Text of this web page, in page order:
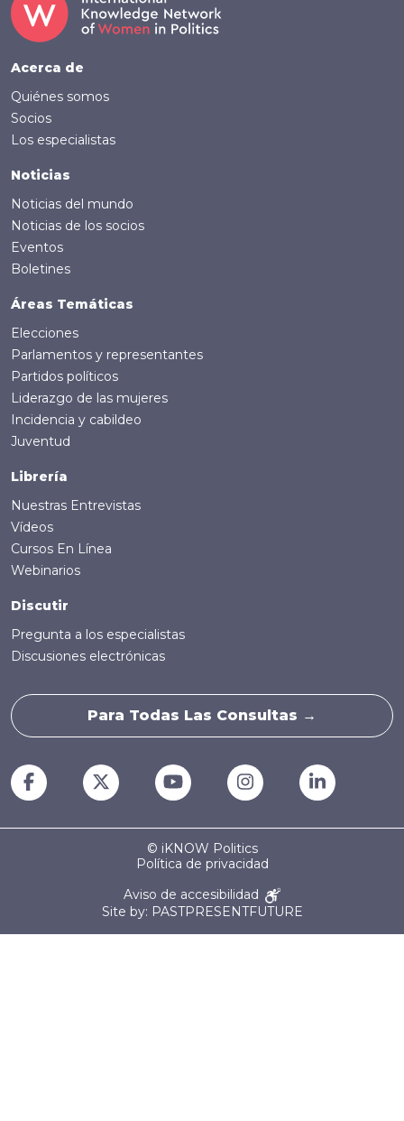
Footer (Spanish)
Acerca de
Quiénes somos
Socios
Los especialistas
Noticias
Noticias del mundo
Noticias de los socios
Eventos
Boletines
Áreas Temáticas
Elecciones
Parlamentos y representantes
Partidos políticos
Liderazgo de las mujeres
Incidencia y cabildeo
Juventud
Librería
Nuestras Entrevistas
Vídeos
Cursos En Línea
Webinarios
Discutir
Pregunta a los especialistas
Discusiones electrónicas
Para Todas Las Consultas →
© iKNOW Politics
Política de privacidad
Aviso de accesibilidad
Site by: PASTPRESENTFUTURE